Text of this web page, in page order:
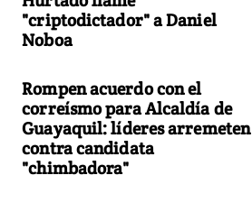
"criptodictador" a Daniel
Noboa
Rompen acuerdo con el
correísmo para Alcaldía de
Guayaquil: líderes arremeten
contra candidata
"chimbadora"